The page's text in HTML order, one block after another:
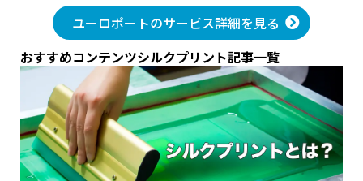
ユーロポートのサービス詳細を見る
おすすめコンテンツシルクプリント記事一覧